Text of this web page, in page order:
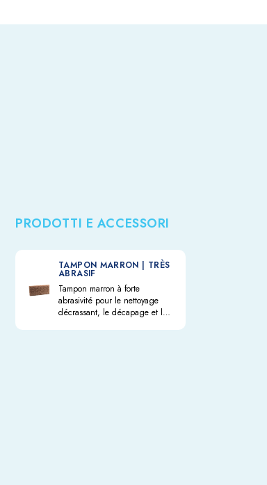
PRODOTTI E ACCESSORI
TAMPON MARRON | TRÈS
ABRASIF
Tampon marron à forte
abrasivité pour le nettoyage
décrassant, le décapage et la